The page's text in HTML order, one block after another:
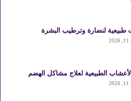
لنضارة وترطيب البشرة
الطبيعية لعلاج مشاكل الهضم